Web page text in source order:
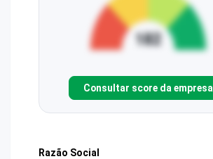
Consultar score da empresa
Razão Social